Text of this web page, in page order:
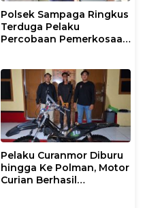
Polsek Sampaga Ringkus
Terduga Pelaku
Percobaan Pemerkosaan
Pelaku Curanmor Diburu
hingga Ke Polman, Motor
Curian Berhasil